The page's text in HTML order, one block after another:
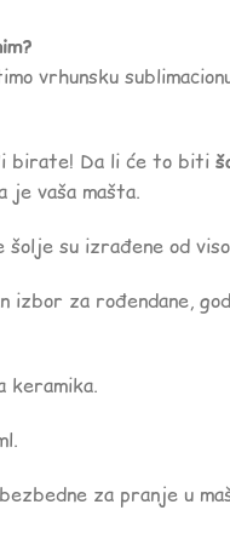
vrhunsku
birate! Da li će to biti
je vaša mašta.
šolje su izrađene od
izbor za rođendane,
keramika.
za pranje u